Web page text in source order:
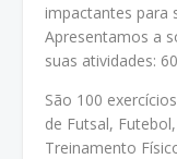
impactantes para
Apresentamos a
suas atividades:
São 100
de Futsal,
Treinamento